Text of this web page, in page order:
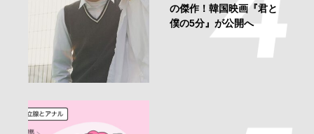
官能と幻想が溶け合う──
クィア映画『ドランクヌ
ードル』が公開へ